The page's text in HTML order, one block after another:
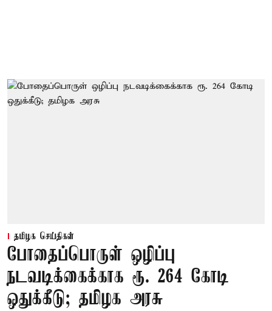
தமிழக செய்திகள்
போதைப்பொருள் ஒழிப்பு
நடவடிக்கைக்காக ரூ. 264 கோடி
ஒதுக்கீடு; தமிழக அரசு